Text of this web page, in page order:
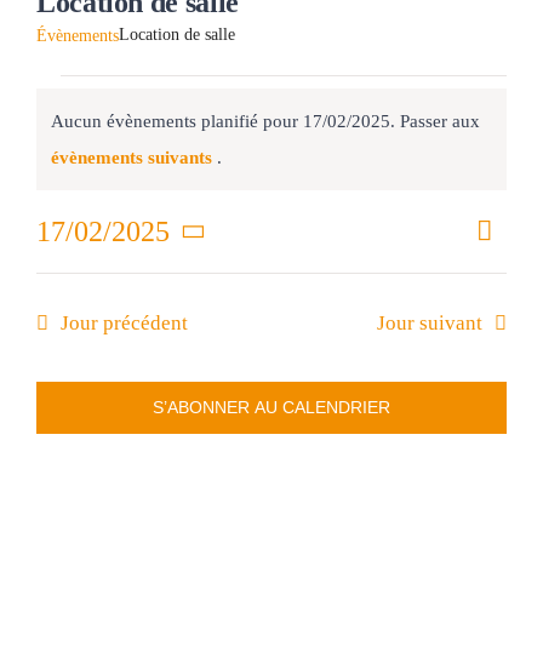
ÉvènementsLocation de salle
for
Notice
Aucun évènements planifié pour 17/02/2025. Passer aux
évènements suivants .
Jour
17/02/2025
Sélectionnez
date.
Jour précédent Jour suivant
S’ABONNER AU CALENDRIER